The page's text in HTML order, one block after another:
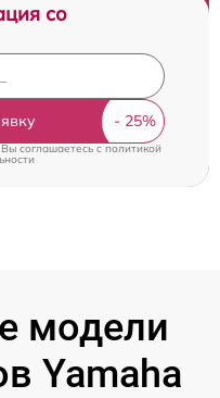
со
соглашаетесь cполитикой
модели
Yamaha